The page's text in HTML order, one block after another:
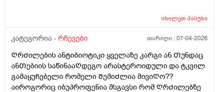
იხილეთპასუხი
კატეგორია - რჩევები თარიღი :07-04-2026
ᲦრᲫილების ანტიბიოტიკი ყველაზე კარგი ან Თუნდაც
ანᲗებიის საწინააᲦდეგო არასტეროიდული და ტკვილ
გამაყუᲩებელი რომელი ᲨემიᲫლია მივიᲦო??
აიროგორიც იბუპროფენია მსგავსი რომ ᲦრᲫილებზე